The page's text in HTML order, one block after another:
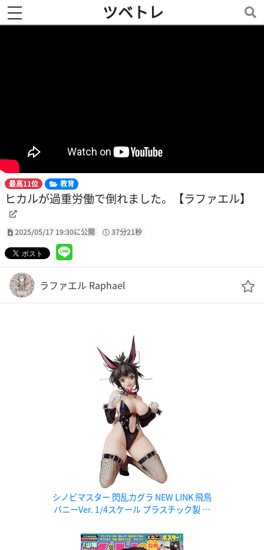
toggle navigation ツベトレ
最高11位 教育
ヒカルが過重労働で倒れました。【ラファエル】
2025/05/17 19:30に公開 37分21秒
ラファエル Raphael
シノビマスター 閃乱カグラ NEW LINK 飛鳥
バニーVer. 1/4スケール プラスチック製 塗